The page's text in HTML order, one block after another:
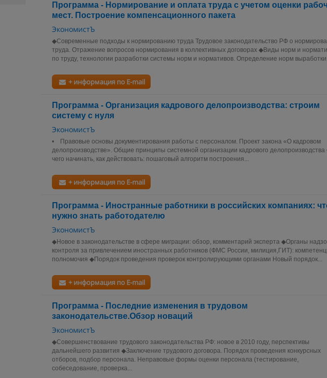
Программа - Нормирование и оплата труда с учетом оценки
мест. Построение компенсационного пакета
ЭкономистЪ
◆Современные подходы к нормированию труда Трудовое законодательство РФ о
труда. Отражение вопросов нормирования в коллективных договорах ◆Виды норм и
по труду, технологии разработки системы норм и нормативов. Определение норм
+ информация по E-mail
Программа - Организация кадрового делопроизводства: строим
систему с нуля
ЭкономистЪ
• Правовые основы документирования работы с персоналом. Проект закона «О кадровом
делопроизводстве». Общие принципы системной организации кадрового
чего начинать, как действовать: пошаговый алгоритм построения...
+ информация по E-mail
Программа - Иностранные работники в российских компаниях:
нужно знать работодателю
ЭкономистЪ
◆Новое в законодательстве в сфере миграции: обзор, комментарий эксперта ◆Органы
контроля за привлечением иностранных работников (ФМС России, милиция,ГИТ):
полномочия ◆Порядок проведения проверок контролирующими органами Новый порядок...
+ информация по E-mail
Программа - Последние изменения в трудовом
законодательстве.Обзор новаций
ЭкономистЪ
◆Совершенствование трудового законодательства РФ: новое в 2010 году, перспективы
дальнейшего развития ◆Заключение трудового договора. Порядок проведения конкурсных
отборов, подбор персонала. Неправовые формы оценки персонала (тестирование,
собеседование, проверка...